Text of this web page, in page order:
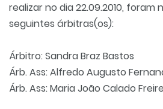
realizar no dia 22.09.2010, foram
seguintes árbitras(os):
Árbitro: Sandra Braz Bastos
Árb. Ass: Alfredo Augusto
Árb. Ass: Maria João Calado Freire